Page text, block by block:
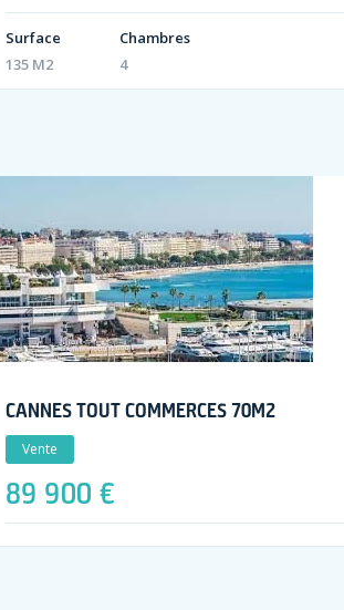
Surface
135 M2
Chambres
4
CANNES TOUT COMMERCES 70M2
Vente
89 900 €